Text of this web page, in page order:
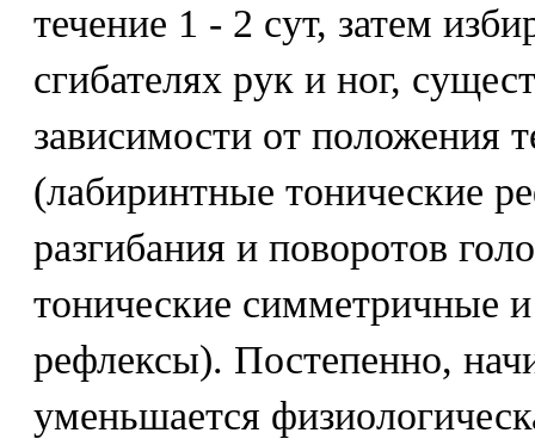
течение 1 - 2 сут, затем
сгибателях рук и ног,
зависимости от положения
(лабиринтные тонические
разгибания и поворотов
тонические симметричные
рефлексы). Постепенно,
уменьшается